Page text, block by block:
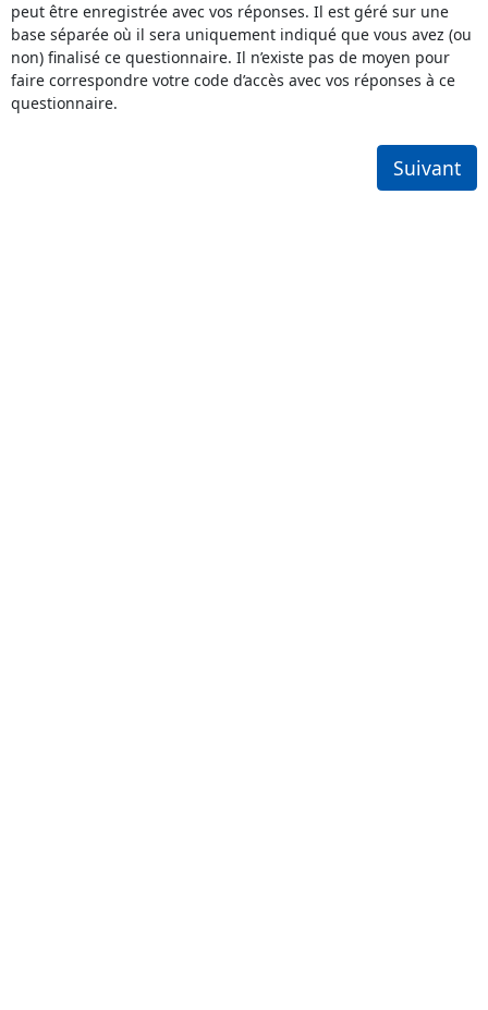
peut être enregistrée avec vos réponses. Il est géré sur une
base séparée où il sera uniquement indiqué que vous avez (ou
non) finalisé ce questionnaire. Il n’existe pas de moyen pour
faire correspondre votre code d’accès avec vos réponses à ce
questionnaire.
Suivant